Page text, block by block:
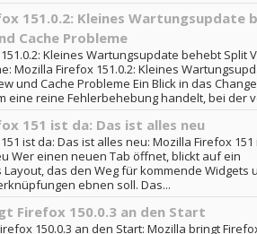
151.0.2: Kleines Wartungsupdate
Cache Probleme
Kleines Wartungsupdate behebt Split
Mozilla Firefox 151.0.2: Kleines
und Cache Probleme Ein Blick in das
eine reine Fehlerbehebung handelt, bei der
151 ist da: Das ist alles neu
ist da: Das ist alles neu: Mozilla Firefox 151
Wer einen neuen Tab öffnet, blickt auf ein
das den Weg für kommende Widgets
ebnen soll. Das...
Firefox 150.0.3 an den Start
150.0.3 an den Start: Mozilla bringt